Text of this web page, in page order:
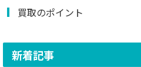
買取のポイント
新着記事